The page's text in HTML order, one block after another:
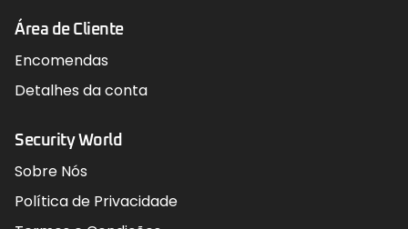
Área de Cliente
Encomendas
Detalhes da conta
Security World
Sobre Nós
Política de Privacidade